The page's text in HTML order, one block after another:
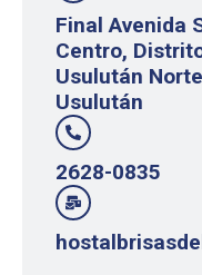
Final Avenida
Centro,
Usulután
Usulután
2628-0835